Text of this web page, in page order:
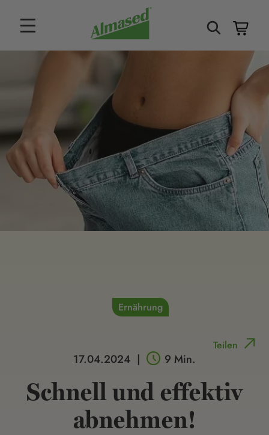
Ernährung
Teilen
17.04.2024 | 9 Min.
Schnell und effektiv
abnehmen!